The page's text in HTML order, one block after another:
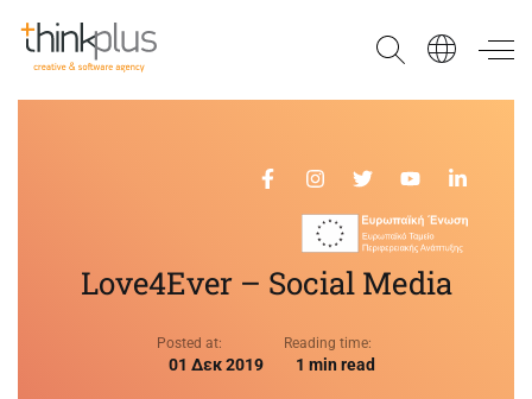
Think Plus
Love4Ever – Social Media
Posted at:
01 Δεκ 2019
Reading time:
1 min read